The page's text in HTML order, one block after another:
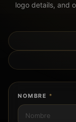
logo details, and
NOMBRE *